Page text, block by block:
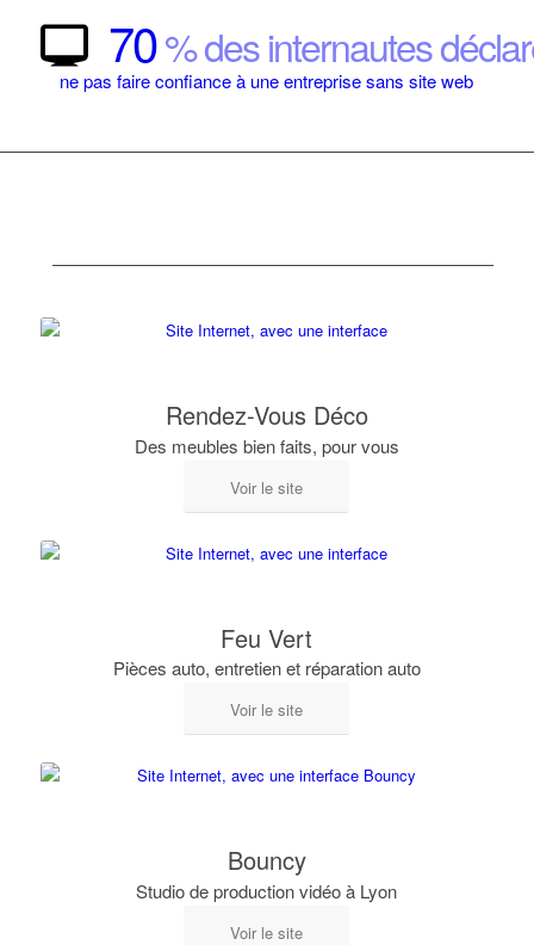
70% des internautes
ne pas faire confiance à une entreprise sans site web
Rendez-Vous Déco
Des meubles bien faits, pour vous
Voir le site
Feu Vert
Pièces auto, entretien et réparation auto
Voir le site
Bouncy
Studio de production vidéo à Lyon
Voir le site